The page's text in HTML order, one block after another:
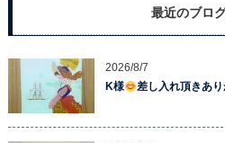
最近のブロ
2026/8/7
K様
差し入れ頂きあ